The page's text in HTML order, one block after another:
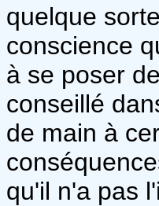
quelque
conscience
à se poser
conseillé
de main à
qu'il n'a pas